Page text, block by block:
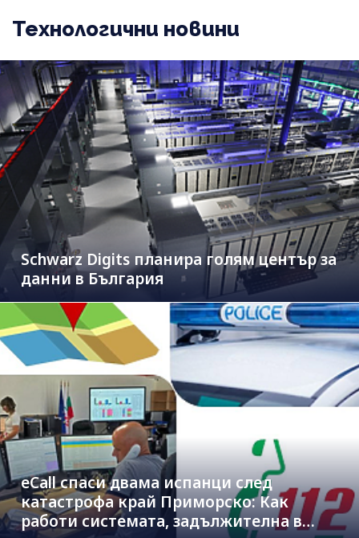
Технологични новини
Schwarz Digits планира голям център за
данни в България
eCall спаси двама испанци след
катастрофа край Приморско: Как
работи системата, задължителна в